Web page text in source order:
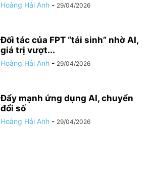
Hoàng Hải Anh - 29/04/2026
Đối tác của FPT “tái sinh” nhờ AI,
giá trị vượt...
Hoàng Hải Anh - 29/04/2026
Đẩy mạnh ứng dụng AI, chuyển
đổi số
Hoàng Hải Anh - 29/04/2026